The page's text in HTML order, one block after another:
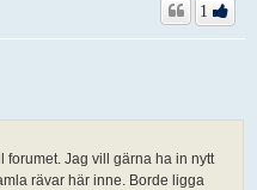
1
forumet. Jag vill gärna ha in nytt
rävar här inne. Borde ligga